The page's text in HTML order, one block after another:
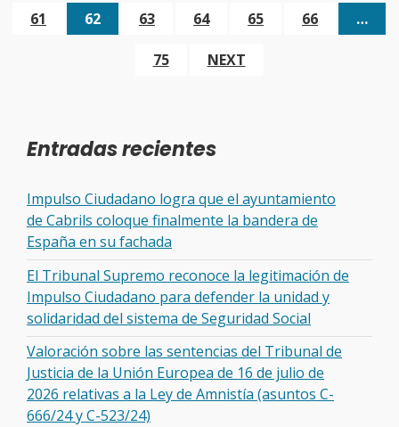
61 62 63 64 65 66 …
75 NEXT
Entradas recientes
Impulso Ciudadano logra que el ayuntamiento
de Cabrils coloque finalmente la bandera de
España en su fachada
El Tribunal Supremo reconoce la legitimación de
Impulso Ciudadano para defender la unidad y
solidaridad del sistema de Seguridad Social
Valoración sobre las sentencias del Tribunal de
Justicia de la Unión Europea de 16 de julio de
2026 relativas a la Ley de Amnistía (asuntos C-
666/24 y C-523/24)